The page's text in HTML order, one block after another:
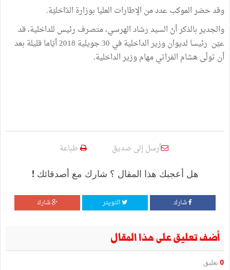
وقد حضر الموكب عدد من الإطارات العليا بوزارة الدّاخليّة.
والجدير بالذكر أنّ السيد رشاد الهرسي، متصرف رئيس للداخلية، قد
عيّن رئيسا لديوان وزير الداخلية في 30 جويلية 2018 أيّاما قليلة بعد
أن تولّى هشام الفراتي مهام وزير الداخلية.
أرسل إلى صديق طباعة
هل أعجبك هذا المقال ؟ شارك مع أصدقائك !
شارك التويتر شارك
أضف تعليق على هذا المقال
0 تعليق